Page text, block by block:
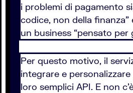
i problemi di pagamento
codice, non della finanza”
un business “pensato per
Per questo motivo, il
integrare e
loro semplici API. E non